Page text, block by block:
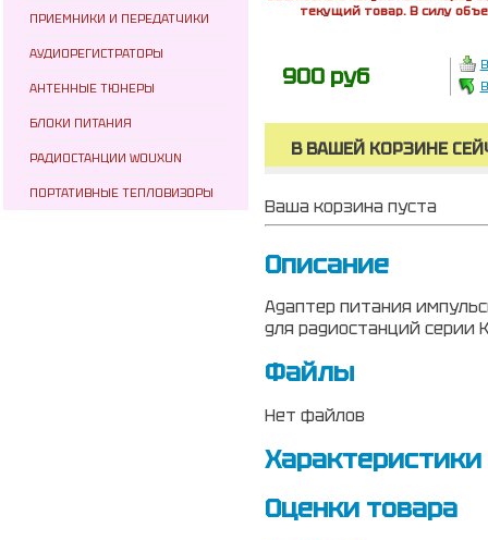
ПРИЕМНИКИ И ПЕРЕДАТЧИКИ
АУДИОРЕГИСТРАТОРЫ
АНТЕННЫЕ ТЮНЕРЫ
БЛОКИ ПИТАНИЯ
РАДИОСТАНЦИИ WOUXUN
ПОРТАТИВНЫЕ ТЕПЛОВИЗОРЫ
текущий товар. В силу
900 руб
В ВАШЕЙ КОРЗИНЕ
Ваша корзина пуста
Описание
Адаптер питания
для радиостанций серии
Файлы
Нет файлов
Характеристики
Оценки товара